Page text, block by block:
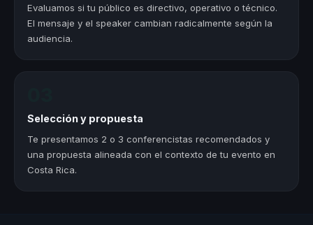
Evaluamos si tu público es directivo, operativo o técnico.
El mensaje y el speaker cambian radicalmente según la
audiencia.
Selección y propuesta
Te presentamos 2 o 3 conferencistas recomendados y
una propuesta alineada con el contexto de tu evento en
Costa Rica.